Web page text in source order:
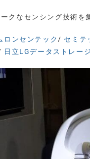
ークなセンシング技術
ロンセンテック / セミテ
日立LGデータストレー